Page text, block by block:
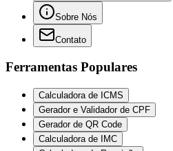
Sobre Nós
Contato
Ferramentas Populares
Calculadora de ICMS
Gerador e Validador de CPF
Gerador de QR Code
Calculadora de IMC